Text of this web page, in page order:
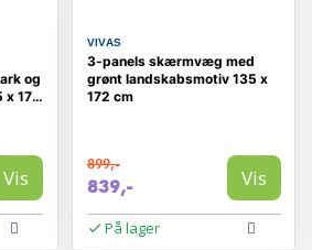
og
x 172
Vis
VIVAS
3-panels skærmvæg med
grønt landskabsmotiv 135 x
172 cm
899,-
839,- Vis
På lager